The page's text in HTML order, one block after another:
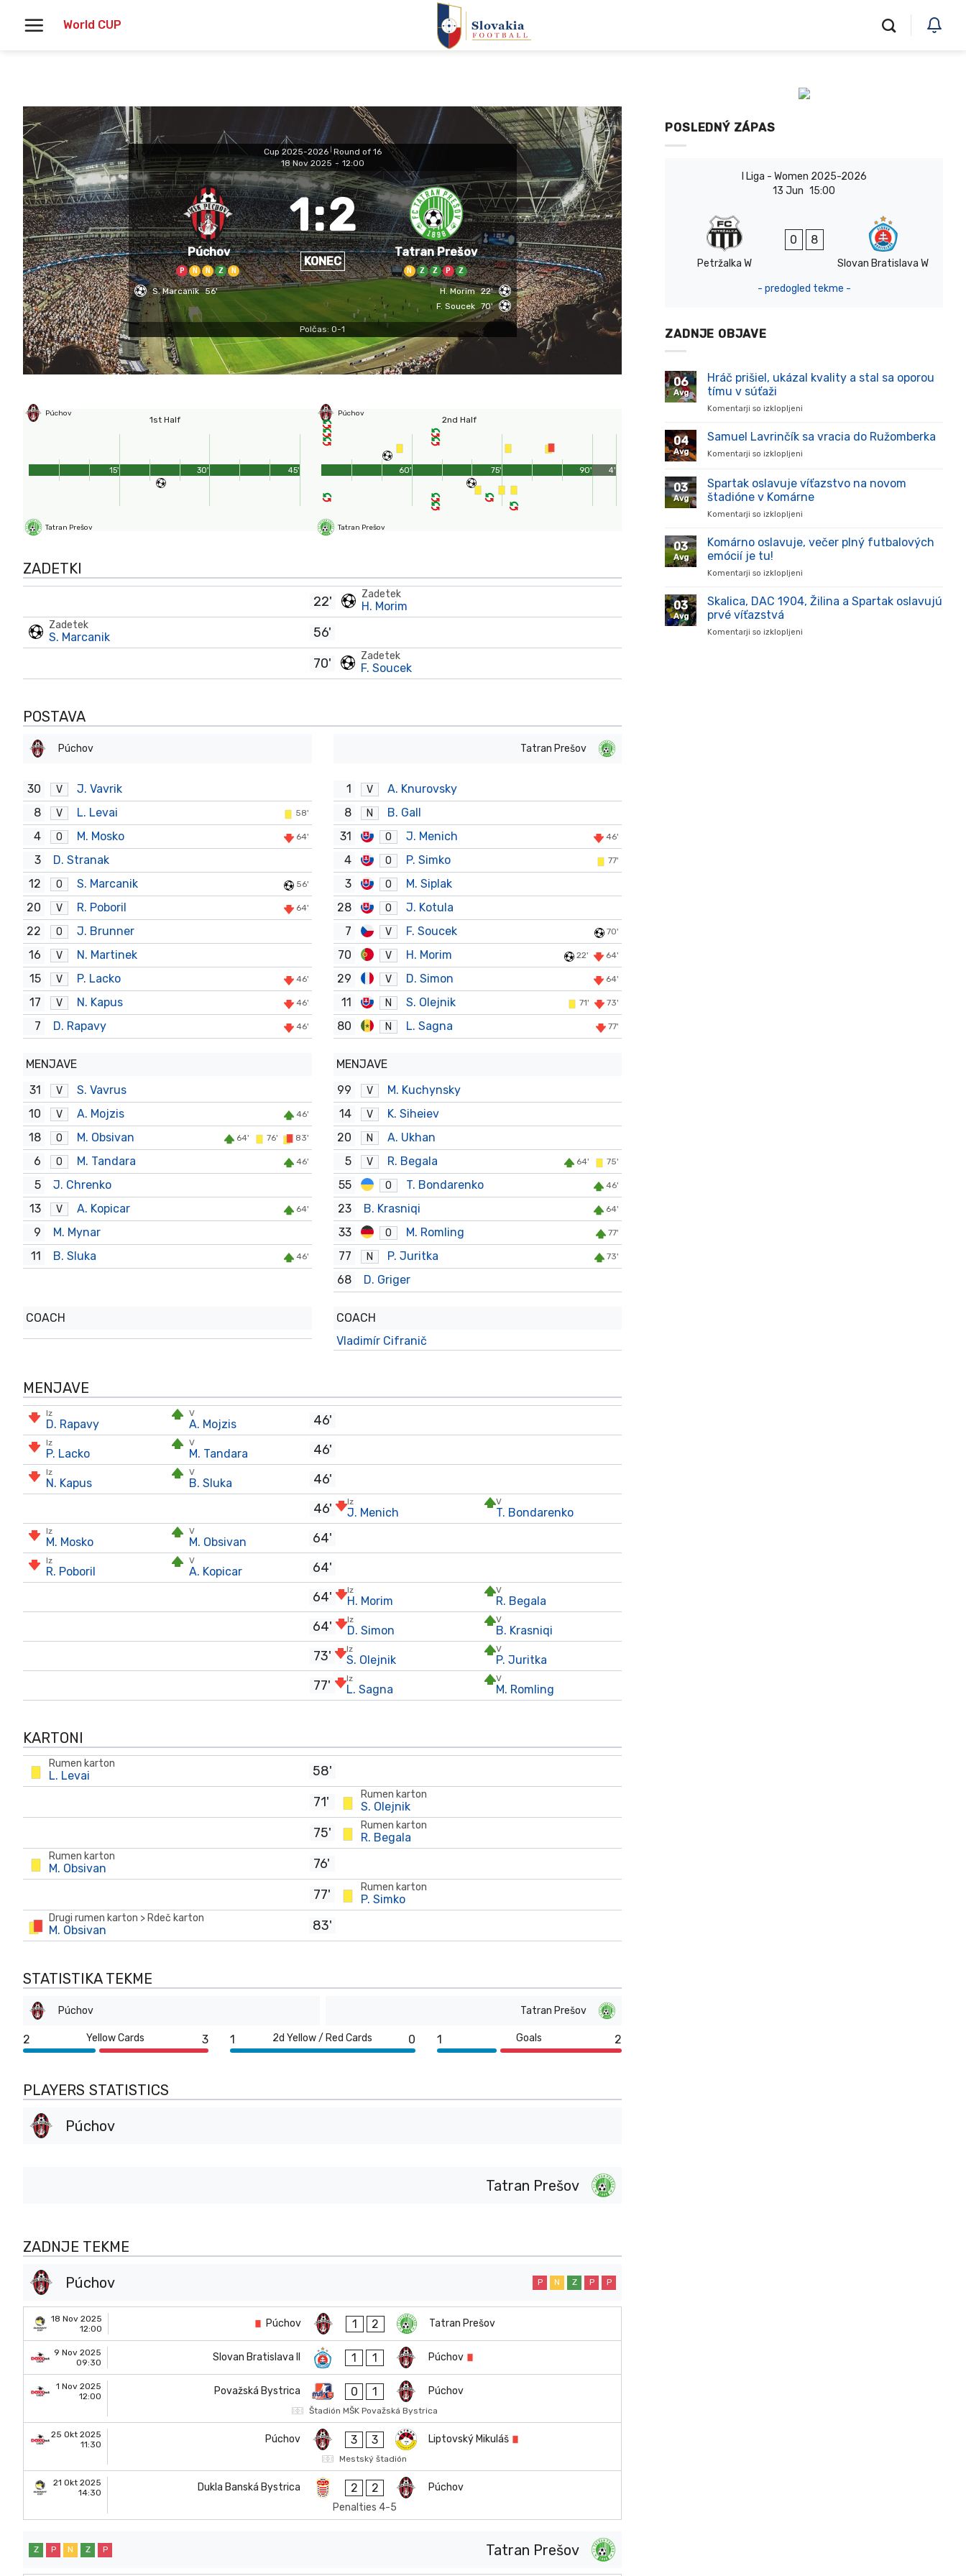
World CUP
Cup 2025-2026 Round of 16
18 Nov 2025 - 12:00
Púchov
P N N Z N
1:2
KONEC
Tatran Prešov
N Z Z P Z
S. Marcanik 56' H. Morim 22'
F. Soucek 70'
Polčas: 0-1
Púchov
1st Half
Tatran Prešov
45'
15' 30'
Púchov
2nd Half
Tatran Prešov
90'
60' 75' 4'
ZADETKI
22' Zadetek
H. Morim
Zadetek
S. Marcanik
56'
70'
Zadetek
F. Soucek
POSTAVA
Púchov
30 V
J. Vavrik
8
V L. Levai 58'
4 O M. Mosko 64'
3
D. Stranak
12
O S. Marcanik 56'
20 V R. Poboril 64'
22 O
J. Brunner
16
V
N. Martinek
15
V P. Lacko 46'
17 V N. Kapus 46'
7 D. Rapavy 46'
MENJAVE
31
V
S. Vavrus
10
V A. Mojzis 46'
18 O M. Obsivan 64' 76' 83'
6 O M. Tandara 46'
5
J. Chrenko
13
V A. Kopicar 64'
9
M. Mynar
11
B. Sluka 46'
COACH
Tatran Prešov
1 V
A. Knurovsky
8
N
B. Gall
31
O J. Menich 46'
4 O P. Simko 77'
3 O
M. Siplak
28
O
J. Kotula
7
V F. Soucek 70'
70 V H. Morim 22' 64'
29 V D. Simon 64'
11 N S. Olejnik 71' 73'
80 N L. Sagna 77'
MENJAVE
99
V
M. Kuchynsky
14
V
K. Siheiev
20
N
A. Ukhan
5
V R. Begala 64' 75'
55 O T. Bondarenko 46'
23 B. Krasniqi 64'
33 O M. Romling 77'
77 N P. Juritka 73'
68 D. Griger
COACH
Vladimír Cifranič
MENJAVE
Iz
D. Rapavy
V
A. Mojzis 46'
Iz
P. Lacko
V
M. Tandara 46'
Iz
N. Kapus
V
B. Sluka
46'
46'
Iz
J. Menich
V
T. Bondarenko
Iz
M. Mosko
V
M. Obsivan 64'
Iz
R. Poboril
V
A. Kopicar
64'
64'
Iz
H. Morim
V
R. Begala
64' Iz
D. Simon
V
B. Krasniqi
73' Iz
S. Olejnik
V
P. Juritka
77' Iz
L. Sagna
V
M. Romling
KARTONI
Rumen karton
L. Levai
58'
71'
Rumen karton
S. Olejnik
75' Rumen karton
R. Begala
Rumen karton
M. Obsivan
76'
77'
Rumen karton
P. Simko
Drugi rumen karton > Rdeč karton
M. Obsivan 83'
STATISTIKA TEKME
Púchov Tatran Prešov
2 Yellow Cards 3 1 2d Yellow / Red Cards 0 1 Goals 2
PLAYERS STATISTICS
Púchov
Tatran Prešov
ZADNJE TEKME
Púchov P N Z P P
18 Nov 2025
12:00
Púchov 1 2 Tatran Prešov
9 Nov 2025
09:30
Slovan Bratislava II 1 1 Púchov
1 Nov 2025
12:00
Považská Bystrica 0 1 Púchov
Štadión MŠK Považská Bystrica
25 Okt 2025
11:30
Púchov 3 3 Liptovský Mikuláš
Mestský štadión
21 Okt 2025
14:30
Dukla Banská Bystrica 2 2
Púchov
Penalties 4-5
Tatran Prešov
Z P N Z P
POSLEDNÝ ZÁPAS
I Liga - Women 2025-2026
13 Jun 15:00
Petržalka W
0 8
Slovan Bratislava W
- predogled tekme -
ZADNJE OBJAVE
06
Avg
Hráč prišiel, ukázal kvality a stal sa oporou
tímu v súťaži
Komentarji so izklopljeni
prišiel,
stal
sa
súťaži
04
Avg
Samuel Lavrinčík sa vracia do Ružomberka
Komentarji so izklopljeni
Lavrinčík
vracia
03
Avg
Spartak oslavuje víťazstvo na novom
štadióne v Komárne
Komentarji so izklopljeni
oslavuje
v
03
Avg
Komárno oslavuje, večer plný futbalových
emócií je tu!
Komentarji so izklopljeni
oslavuje,
03
Avg
Skalica, DAC 1904, Žilina a Spartak oslavujú
prvé víťazstvá
Komentarji so izklopljeni